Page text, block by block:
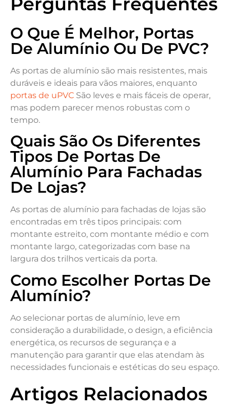
O Que É Melhor, Portas
De Alumínio Ou De PVC?
As portas de alumínio são mais resistentes, mais
duráveis e ideais para vãos maiores, enquanto
portas de uPVC São leves e mais fáceis de operar,
mas podem parecer menos robustas com o
tempo.
Quais São Os Diferentes
Tipos De Portas De
Alumínio Para Fachadas
De Lojas?
As portas de alumínio para fachadas de lojas são
encontradas em três tipos principais: com
montante estreito, com montante médio e com
montante largo, categorizadas com base na
largura dos trilhos verticais da porta.
Como Escolher Portas De
Alumínio?
Ao selecionar portas de alumínio, leve em
consideração a durabilidade, o design, a eficiência
energética, os recursos de segurança e a
manutenção para garantir que elas atendam às
necessidades funcionais e estéticas do seu espaço.
Artigos Relacionados